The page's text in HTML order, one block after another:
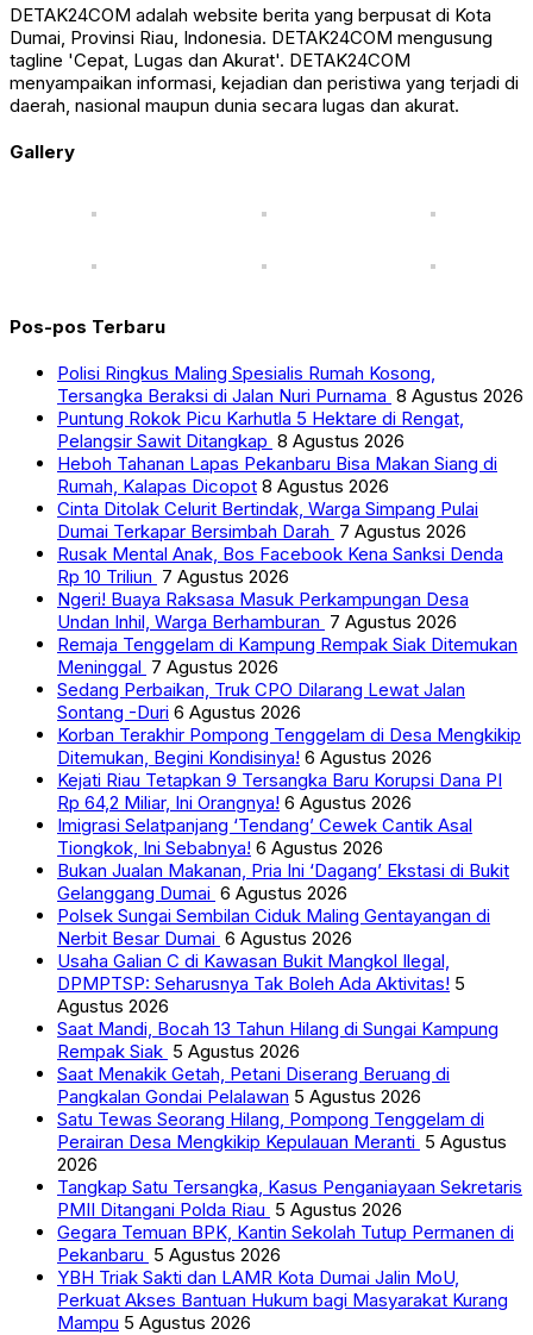
DETAK24COM adalah website berita yang berpusat di Kota
Dumai, Provinsi Riau, Indonesia. DETAK24COM mengusung
tagline 'Cepat, Lugas dan Akurat'. DETAK24COM
menyampaikan informasi, kejadian dan peristiwa yang terjadi di
daerah, nasional maupun dunia secara lugas dan akurat.
Gallery
Pos-pos Terbaru
Polisi Ringkus Maling Spesialis Rumah Kosong,
Tersangka Beraksi di Jalan Nuri Purnama 8 Agustus 2026
Puntung Rokok Picu Karhutla 5 Hektare di Rengat,
Pelangsir Sawit Ditangkap 8 Agustus 2026
Heboh Tahanan Lapas Pekanbaru Bisa Makan Siang di
Rumah, Kalapas Dicopot 8 Agustus 2026
Cinta Ditolak Celurit Bertindak, Warga Simpang Pulai
Dumai Terkapar Bersimbah Darah 7 Agustus 2026
Rusak Mental Anak, Bos Facebook Kena Sanksi Denda
Rp 10 Triliun 7 Agustus 2026
Ngeri! Buaya Raksasa Masuk Perkampungan Desa
Undan Inhil, Warga Berhamburan 7 Agustus 2026
Remaja Tenggelam di Kampung Rempak Siak Ditemukan
Meninggal 7 Agustus 2026
Sedang Perbaikan, Truk CPO Dilarang Lewat Jalan
Sontang -Duri 6 Agustus 2026
Korban Terakhir Pompong Tenggelam di Desa Mengkikip
Ditemukan, Begini Kondisinya! 6 Agustus 2026
Kejati Riau Tetapkan 9 Tersangka Baru Korupsi Dana PI
Rp 64,2 Miliar, Ini Orangnya! 6 Agustus 2026
Imigrasi Selatpanjang ‘Tendang’ Cewek Cantik Asal
Tiongkok, Ini Sebabnya! 6 Agustus 2026
Bukan Jualan Makanan, Pria Ini ‘Dagang’ Ekstasi di Bukit
Gelanggang Dumai 6 Agustus 2026
Polsek Sungai Sembilan Ciduk Maling Gentayangan di
Nerbit Besar Dumai 6 Agustus 2026
Usaha Galian C di Kawasan Bukit Mangkol Ilegal,
DPMPTSP: Seharusnya Tak Boleh Ada Aktivitas! 5
Agustus 2026
Saat Mandi, Bocah 13 Tahun Hilang di Sungai Kampung
Rempak Siak 5 Agustus 2026
Saat Menakik Getah, Petani Diserang Beruang di
Pangkalan Gondai Pelalawan 5 Agustus 2026
Satu Tewas Seorang Hilang, Pompong Tenggelam di
Perairan Desa Mengkikip Kepulauan Meranti 5 Agustus
2026
Tangkap Satu Tersangka, Kasus Penganiayaan Sekretaris
PMII Ditangani Polda Riau 5 Agustus 2026
Gegara Temuan BPK, Kantin Sekolah Tutup Permanen di
Pekanbaru 5 Agustus 2026
YBH Triak Sakti dan LAMR Kota Dumai Jalin MoU,
Perkuat Akses Bantuan Hukum bagi Masyarakat Kurang
Mampu 5 Agustus 2026